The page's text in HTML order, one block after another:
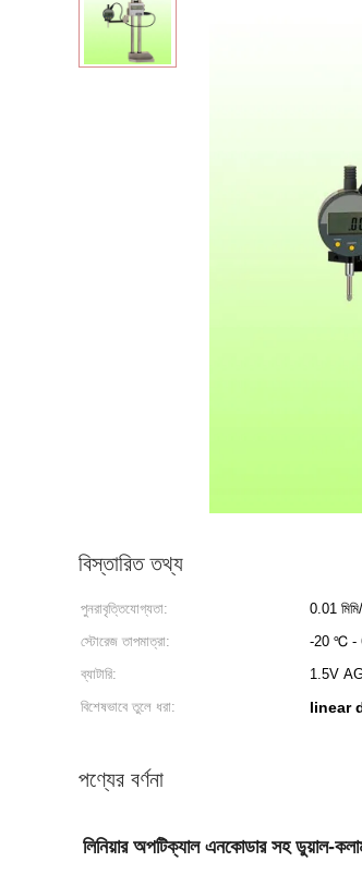
বিস্তারিত তথ্য
পুনরাবৃত্তিযোগ্যতা: 0.01
স্টোরেজ তাপমাত্রা:
-20 ℃
ব্যাটারি:
1.5V
বিশেষভাবে তুলে ধরা:
linear
পণ্যের বর্ণনা
লিনিয়ার অপটিক্যাল এনকোডার সহ ডুয়াল-